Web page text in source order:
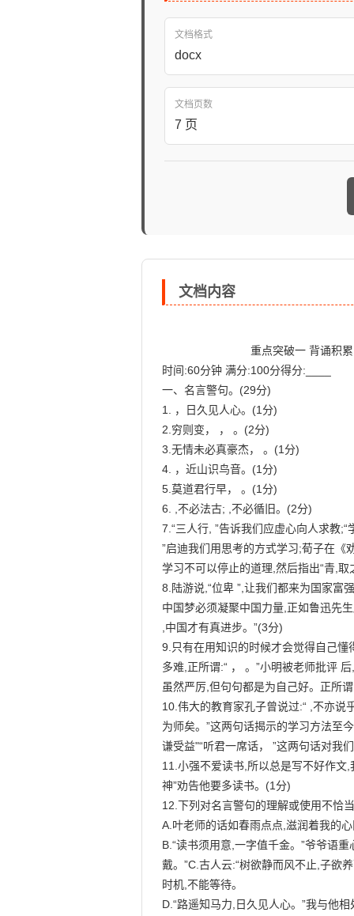
文档格式
docx
文档页数
7 页
文档内容
                            重点突破一 背诵积累
时间:60分钟 满分:100分得分:____
一、名言警句。(29分)
1. ，日久见人心。(1分)
2.穷则变， ， 。(2分)
3.无情未必真豪杰， 。(1分)
4. ，近山识鸟音。(1分)
5.莫道君行早， 。(1分)
6. ,不必法古; ,不必循旧。(2分)
7.“三人行, ”告诉我们应虚心向人求教;“
”启迪我们用思考的方式学习;荀子在《
学习不可以停止的道理,然后指出“青,取
8.陆游说,“位卑 ”,让我们都来为国家富
中国梦必须凝聚中国力量,正如鲁迅先
,中国才有真进步。”(3分)
9.只有在用知识的时候才会觉得自己
多难,正所谓:“ ， 。”小明被老师批评
虽然严厉,但句句都是为自己好。正所
10.伟大的教育家孔子曾说过:“ ,不亦说
为师矣。”这两句话揭示的学习方法至
谦受益"“听君一席话， ”这两句话对我
11.小强不爱读书,所以总是写不好作文
神”劝告他要多读书。(1分)
12.下列对名言警句的理解或使用不恰
A.叶老师的话如春雨点点,滋润着我的
B.“读书须用意,一字值千金。”爷爷语
戴。”C.古人云:“树欲静而风不止,子欲
时机,不能等待。
D.“路遥知马力,日久见人心。”我与他